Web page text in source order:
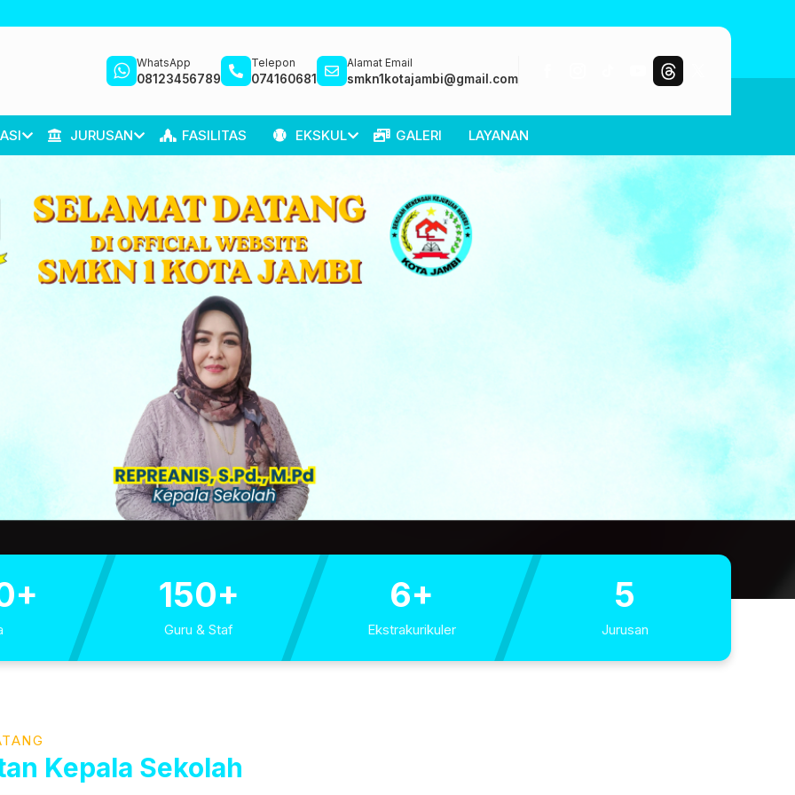
WhatsApp
08123456789
Telepon
074160681
Alamat Email
smkn1kotajambi@gmail.com
JURUSAN FASILITAS EKSKUL GALERI LAYANAN
150+
Guru & Staf
6+
Ekstrakurikuler
5
Jurusan
Kepala Sekolah